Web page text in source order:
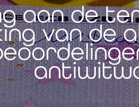
aan de
van de